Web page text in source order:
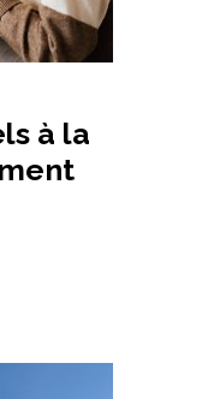
à la